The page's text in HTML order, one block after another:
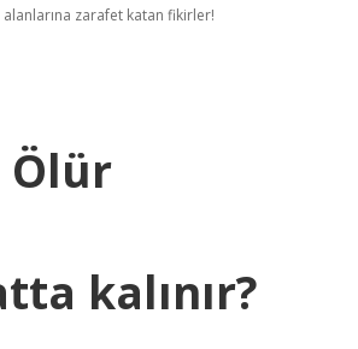
alanlarına zarafet katan fikirler!
Ölür
kalınır?